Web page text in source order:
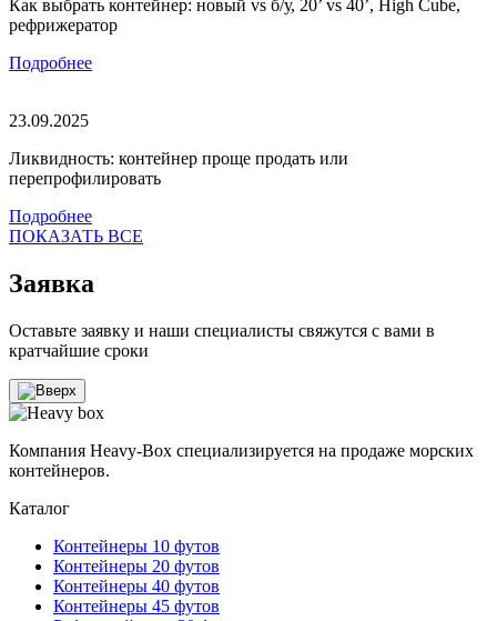
Как выбрать контейнер: новый vs б/у, 20’ vs 40’, High Cube,
рефрижератор
Подробнее
23.09.2025
Ликвидность: контейнер проще продать или
перепрофилировать
Подробнее
ПОКАЗАТЬ ВСЕ
Заявка
Оставьте заявку и наши специалисты свяжутся с вами в
кратчайшие сроки
Компания Heavy-Box специализируется на продаже морских
контейнеров.
Каталог
Контейнеры 10 футов
Контейнеры 20 футов
Контейнеры 40 футов
Контейнеры 45 футов